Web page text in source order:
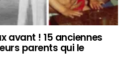
avant ! 15 anciennes
parents qui le